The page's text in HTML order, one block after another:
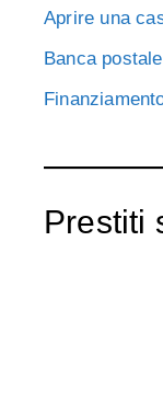
Aprire una
Banca
Prestiti